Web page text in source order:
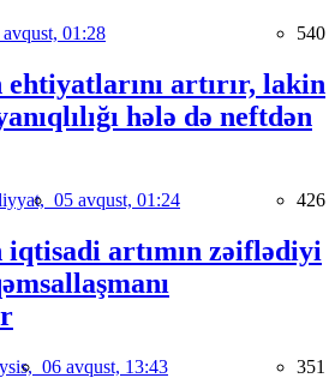
01:28 540
artırır, lakin
hələ də neftdən
05 avqust, 01:24 426
iqtisadi artımın zəiflədiyi
06 avqust, 13:43 351